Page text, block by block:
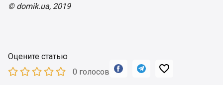
© domik.ua, 2019
Оцените статью
0 голосов
  